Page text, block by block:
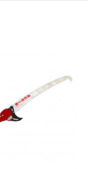
скорость
обеспечивается
мм) и тонкому
изготовления
опыт в
применение